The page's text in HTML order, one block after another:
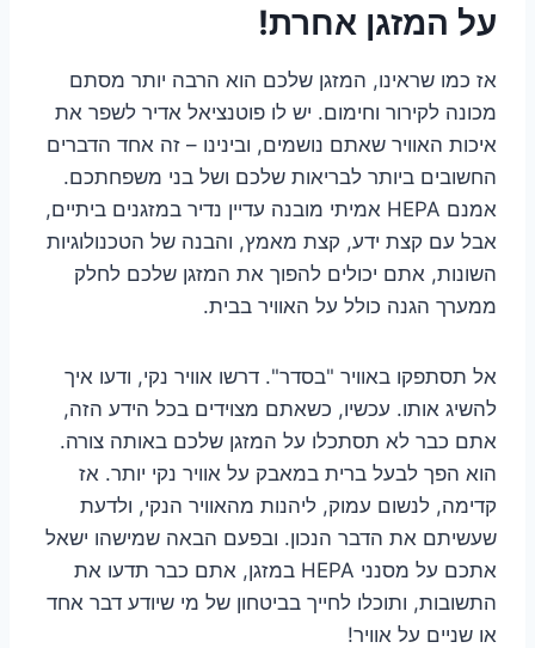
על המזגן אחרת!
אז כמו שראינו, המזגן שלכם הוא הרבה יותר מסתם
מכונה לקירור וחימום. יש לו פוטנציאל אדיר לשפר את
איכות האוויר שאתם נושמים, ובינינו – זה אחד הדברים
החשובים ביותר לבריאות שלכם ושל בני משפחתכם.
אמנם HEPA אמיתי מובנה עדיין נדיר במזגנים ביתיים,
אבל עם קצת ידע, קצת מאמץ, והבנה של הטכנולוגיות
השונות, אתם יכולים להפוך את המזגן שלכם לחלק
ממערך הגנה כולל על האוויר בבית.
אל תסתפקו באוויר "בסדר". דרשו אוויר נקי, ודעו איך
להשיג אותו. עכשיו, כשאתם מצוידים בכל הידע הזה,
אתם כבר לא תסתכלו על המזגן שלכם באותה צורה.
הוא הפך לבעל ברית במאבק על אוויר נקי יותר. אז
קדימה, לנשום עמוק, ליהנות מהאוויר הנקי, ולדעת
שעשיתם את הדבר הנכון. ובפעם הבאה שמישהו ישאל
אתכם על מסנני HEPA במזגן, אתם כבר תדעו את
התשובות, ותוכלו לחייך בביטחון של מי שיודע דבר אחד
או שניים על אוויר!